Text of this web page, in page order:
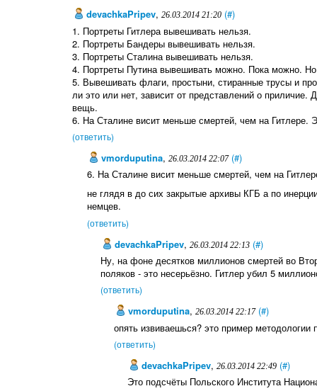
devachkaPripev,26.03.2014 21:20 (#)
1. Портреты Гитлера вывешивать нельзя.
2. Портреты Бандеры вывешивать нельзя.
3. Портреты Сталина вывешивать нельзя.
4. Портреты Путина вывешивать можно. Пока можно.
5. Вывешивать флаги, простыни, стиранные трусы и
ли это или нет, зависит от представлений о приличие.
вещь.
6. На Сталине висит меньше смертей, чем на Гитлере.
(ответить)
vmorduputina, 26.03.2014 22:07 (#)
6. На Сталине висит меньше смертей, чем на
не глядя в до сих закрытые архивы КГБ а по
немцев.
(ответить)
devachkaPripev,26.03.2014 22:13 (#)
Ну, на фоне десятков миллионов смертей во
поляков - это несерьёзно. Гитлер убил 5
(ответить)
vmorduputina,26.03.2014 22:17 (#)
опять извиваешься? это пример методологии
(ответить)
devachkaPripev, 26.03.2014 22:49 (#)
Это подсчёты Польского Института